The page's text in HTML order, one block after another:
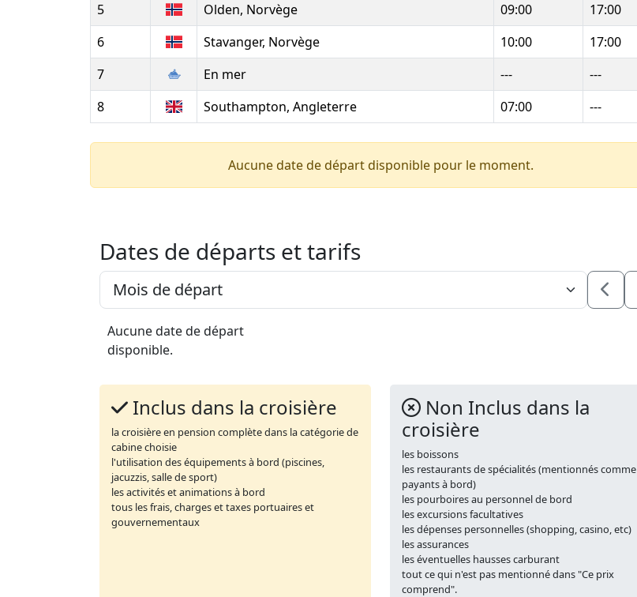
5
Olden, Norvège 09:00
17:00
6
Stavanger, Norvège 10:00
17:00
7
En mer ---
---
8
Southampton, Angleterre 07:00 ---
Aucune date de départ disponible pour le moment.
Dates de départs et tarifs
Aucune date de départ
disponible.
Inclus dans la croisière
la croisière en pension complète dans la catégorie de
cabine choisie
l'utilisation des équipements à bord (piscines,
jacuzzis, salle de sport)
les activités et animations à bord
tous les frais, charges et taxes portuaires et
gouvernementaux
Non Inclus dans la
croisière
les boissons
les restaurants de spécialités (mentionnés comme
payants à bord)
les pourboires au personnel de bord
les excursions facultatives
les dépenses personnelles (shopping, casino, etc)
les assurances
les éventuelles hausses carburant
tout ce qui n'est pas mentionné dans "Ce prix
comprend".